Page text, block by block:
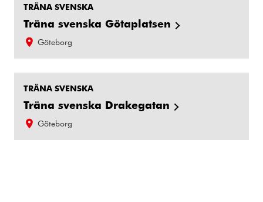
TRÄNA SVENSKA
Träna svenska Götaplatsen
Göteborg
TRÄNA SVENSKA
Träna svenska Drakegatan
Göteborg